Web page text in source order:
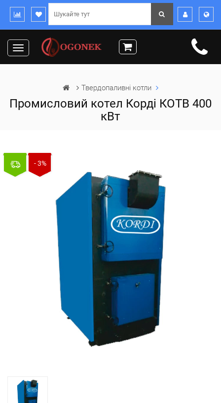
Toggle
navigation
Твердопаливні котли
Промисловий котел Корді КОТВ 400
кВт
- 3%